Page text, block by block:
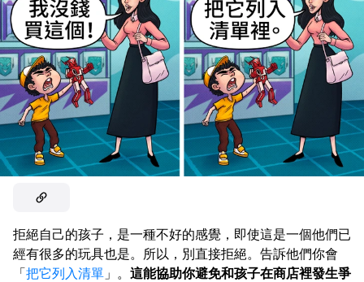
拒絕自己的孩子，是一種不好的感覺，即使這是一個他們已
經有很多的玩具也是。所以，別直接拒絕。告訴他們你會
「 把它列入清單 」。 這能協助你避免和孩子在商店裡發生爭